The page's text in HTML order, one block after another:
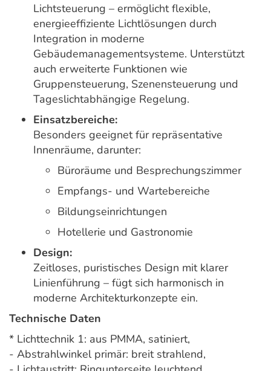
Lichtsteuerung – ermöglicht flexible,
energieeffiziente Lichtlösungen durch
Integration in moderne
Gebäudemanagementsysteme. Unterstützt
auch erweiterte Funktionen wie
Gruppensteuerung, Szenensteuerung und
Tageslichtabhängige Regelung.
Einsatzbereiche:
Besonders geeignet für repräsentative
Innenräume, darunter:
Büroräume und Besprechungszimmer
Empfangs- und Wartebereiche
Bildungseinrichtungen
Hotellerie und Gastronomie
Design:
Zeitloses, puristisches Design mit klarer
Linienführung – fügt sich harmonisch in
moderne Architekturkonzepte ein.
Technische Daten
* Lichttechnik 1: aus PMMA, satiniert,
- Abstrahlwinkel primär: breit strahlend,